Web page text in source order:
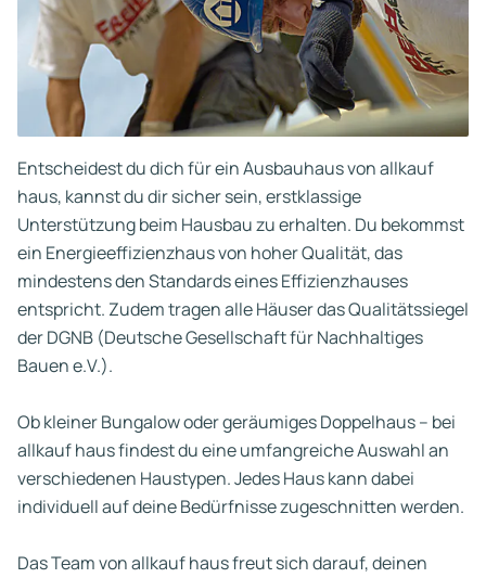
Entscheidest du dich für ein Ausbauhaus von allkauf
haus, kannst du dir sicher sein, erstklassige
Unterstützung beim Hausbau zu erhalten. Du bekommst
ein Energieeffizienzhaus von hoher Qualität, das
mindestens den Standards eines Effizienzhauses
entspricht. Zudem tragen alle Häuser das Qualitätssiegel
der DGNB (Deutsche Gesellschaft für Nachhaltiges
Bauen e.V.).
Ob kleiner Bungalow oder geräumiges Doppelhaus – bei
allkauf haus findest du eine umfangreiche Auswahl an
verschiedenen Haustypen. Jedes Haus kann dabei
individuell auf deine Bedürfnisse zugeschnitten werden.
Das Team von allkauf haus freut sich darauf, deinen